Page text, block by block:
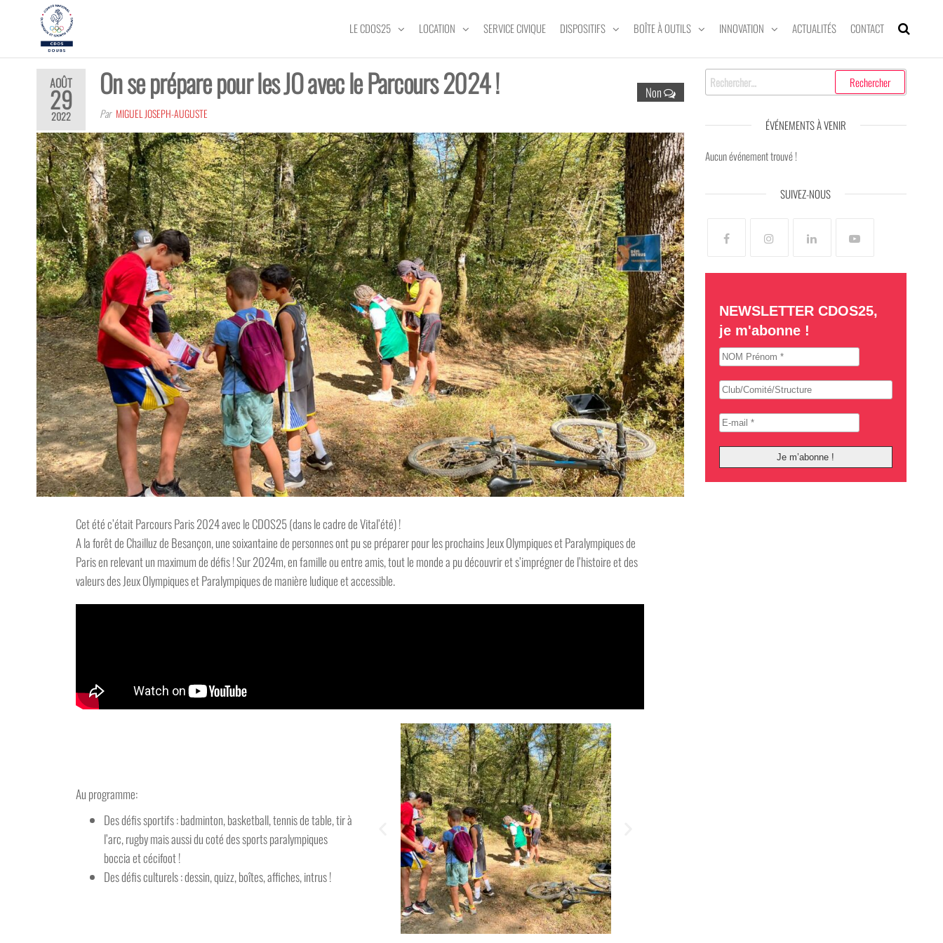
valoriser les
olympiques
et sportives
LE CDOS25 LOCATION SERVICE CIVIQUE DISPOSITIFS BOÎTE À OUTILS INNOVATION ACTUALITÉS CONTACT
AOÛT
29
2022
Non
On se prépare pour les JO avec le Parcours 2024 !
Par MIGUEL JOSEPH-AUGUSTE
Cet été c’était Parcours Paris 2024 avec le CDOS25 (dans le cadre de Vital’été) !
A la forêt de Chailluz de Besançon, une soixantaine de personnes ont pu se préparer pour les prochains Jeux Olympiques et Paralympiques de
Paris en relevant un maximum de défis ! Sur 2024m, en famille ou entre amis, tout le monde a pu découvrir et s’imprégner de l’histoire et des
valeurs des Jeux Olympiques et Paralympiques de manière ludique et accessible.
Au programme:
Des défis sportifs : badminton, basketball, tennis de table, tir à
l’arc, rugby mais aussi du coté des sports paralympiques
boccia et cécifoot !
Des défis culturels : dessin, quizz, boîtes, affiches, intrus !
ÉVÉNEMENTS À VENIR
Aucun événement trouvé !
SUIVEZ-NOUS
NEWSLETTER CDOS25,
je m'abonne !